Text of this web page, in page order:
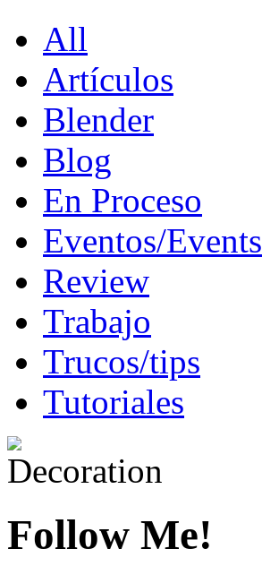
All
Artículos
Blender
Blog
En Proceso
Eventos/Events
Review
Trabajo
Trucos/tips
Tutoriales
Follow Me!